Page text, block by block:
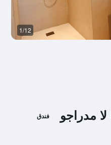
مدراجو فندق
1/12